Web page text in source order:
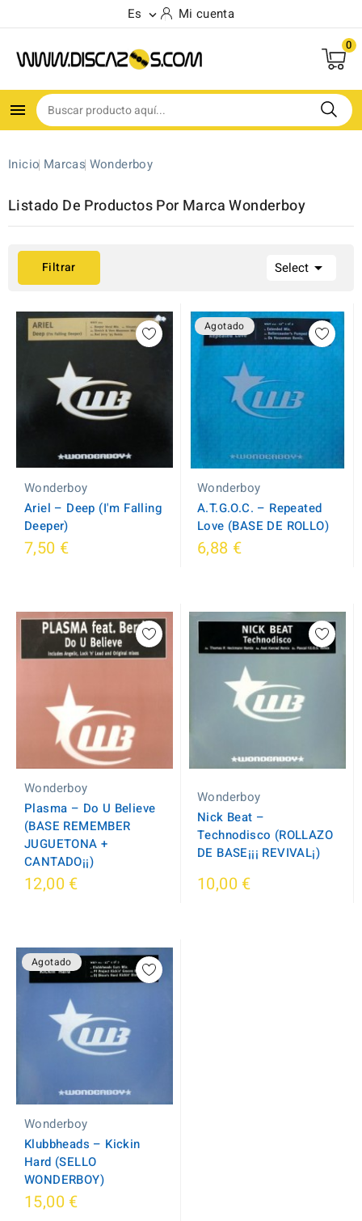
Es  Mi cuenta
0

Inicio Marcas Wonderboy
Listado De Productos Por Marca Wonderboy
Filtrar Select 
Wonderboy
Ariel ‎– Deep (I'm Falling
Deeper)
7,50 €
Agotado
Wonderboy
A.T.G.O.C. ‎– Repeated
Love (BASE DE ROLLO)
6,88 €
Wonderboy
Plasma – Do U Believe
(BASE REMEMBER
JUGUETONA +
CANTADO¡¡)
12,00 €
Wonderboy
Nick Beat –
Technodisco (ROLLAZO
DE BASE¡¡¡ REVIVAL¡)
10,00 €
Agotado
Wonderboy
Klubbheads – Kickin
Hard (SELLO
WONDERBOY)
15,00 €